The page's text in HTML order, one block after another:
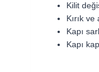
Kilit
Kırık
Kapı
Kapı